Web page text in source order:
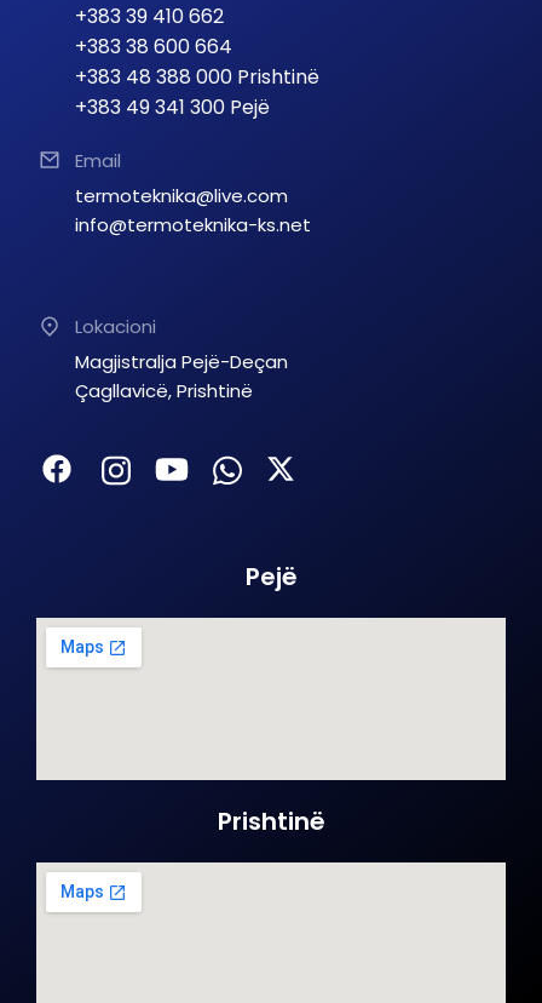
+383 39 410 662
+383 38 600 664
+383 48 388 000 Prishtinë
+383 49 341 300 Pejë
Email
termoteknika@live.com
info@termoteknika-ks.net
Lokacioni
Magjistralja Pejë-Deçan
Çagllavicë, Prishtinë
Pejë
Prishtinë